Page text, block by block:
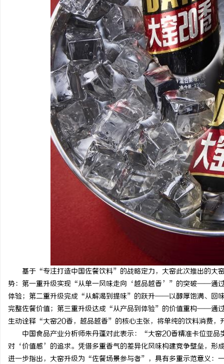
基于“专注打造中国佐餐饮料”的战略定力，大窑此次推出的
势：第一重升级实现“从单一风味走向‘越品越香’”的突破——通
体验；第二重升级完成“从解渴到提味”的跃升——以醇厚饱满、回
完整佐餐价值；第三重升级达成“从产品到体验”的价值重构——通
生动诠释“大窑20香，越品越香”的核心主张，将单纯的饮料消费，
中国食品产业分析师朱丹蓬对此表示：“大窑20香精准卡位亚
对‘价值感’的追求。凭借多重香气的差异化风味构建竞争壁垒，形
进一步指出，大窑升级为“佐餐场景参与者”，具有多重示范意义